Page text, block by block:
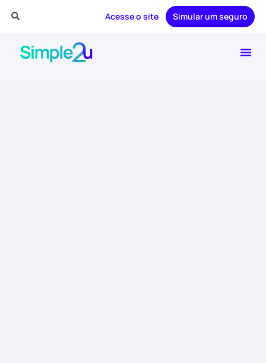
Simular um seguro
Acesse o site